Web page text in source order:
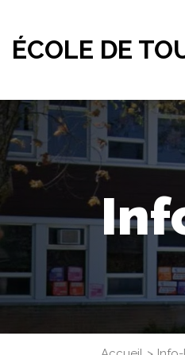
ÉCOLE DE